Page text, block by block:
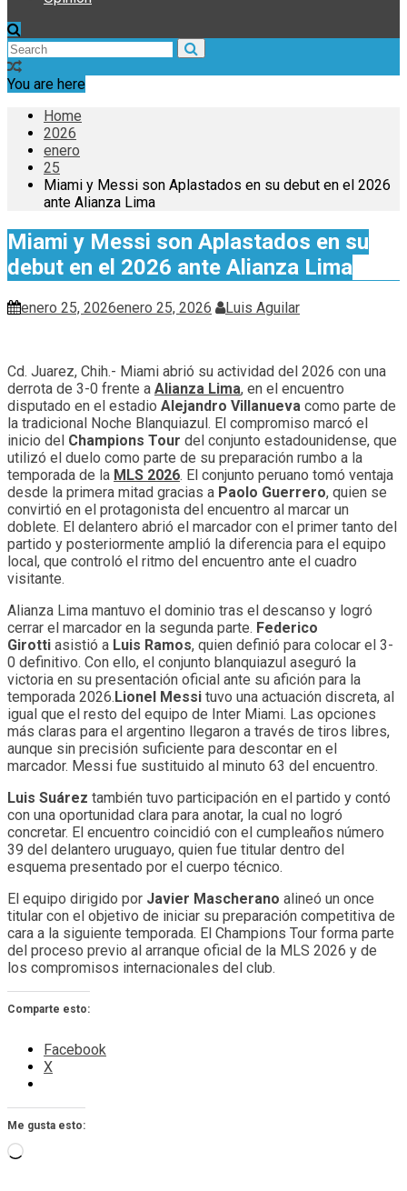
You are here
Home
2026
enero
25
Miami y Messi son Aplastados en su debut en el 2026
ante Alianza Lima
Miami y Messi son Aplastados en su
debut en el 2026 ante Alianza Lima
enero 25, 2026enero 25, 2026 Luis Aguilar
Cd. Juarez, Chih.- Miami abrió su actividad del 2026 con una
derrota de 3-0 frente a Alianza Lima, en el encuentro
disputado en el estadio Alejandro Villanueva como parte de
la tradicional Noche Blanquiazul. El compromiso marcó el
inicio del Champions Tour del conjunto estadounidense, que
utilizó el duelo como parte de su preparación rumbo a la
temporada de la MLS 2026. El conjunto peruano tomó ventaja
desde la primera mitad gracias a Paolo Guerrero, quien se
convirtió en el protagonista del encuentro al marcar un
doblete. El delantero abrió el marcador con el primer tanto del
partido y posteriormente amplió la diferencia para el equipo
local, que controló el ritmo del encuentro ante el cuadro
visitante.
Alianza Lima mantuvo el dominio tras el descanso y logró
cerrar el marcador en la segunda parte. Federico
Girotti asistió a Luis Ramos, quien definió para colocar el 3-
0 definitivo. Con ello, el conjunto blanquiazul aseguró la
victoria en su presentación oficial ante su afición para la
temporada 2026.Lionel Messi tuvo una actuación discreta, al
igual que el resto del equipo de Inter Miami. Las opciones
más claras para el argentino llegaron a través de tiros libres,
aunque sin precisión suficiente para descontar en el
marcador. Messi fue sustituido al minuto 63 del encuentro.
Luis Suárez también tuvo participación en el partido y contó
con una oportunidad clara para anotar, la cual no logró
concretar. El encuentro coincidió con el cumpleaños número
39 del delantero uruguayo, quien fue titular dentro del
esquema presentado por el cuerpo técnico.
El equipo dirigido por Javier Mascherano alineó un once
titular con el objetivo de iniciar su preparación competitiva de
cara a la siguiente temporada. El Champions Tour forma parte
del proceso previo al arranque oficial de la MLS 2026 y de
los compromisos internacionales del club.
Comparte esto:
Facebook
X
Me gusta esto:
Cargando...